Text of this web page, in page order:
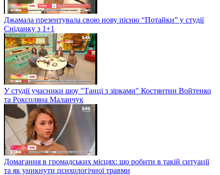
Джамала презентувала свою нову пісню “Потайки” у студії
Сніданку з 1+1
У студії учасники шоу "Танці з зірками" Костянтин Войтенко
та Роксоляна Маланчук
Домагання в громадських місцях: що робити в такій ситуації
та як уникнути психологічної травми